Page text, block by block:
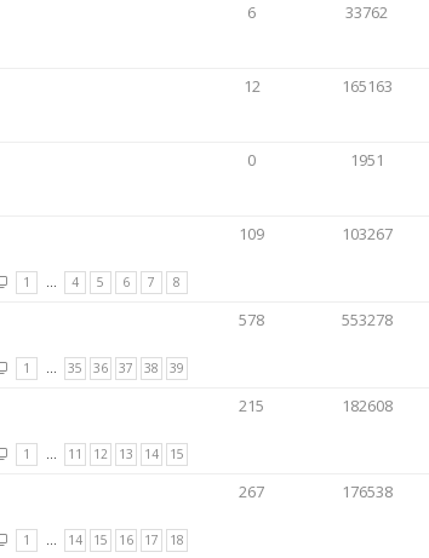
6 33762
12 165163
0 1951
1 … 4 5 6 7 8
109 103267
1 … 35 36 37 38 39
578 553278
1 … 11 12 13 14 15
215 182608
1 … 14 15 16 17 18
267 176538